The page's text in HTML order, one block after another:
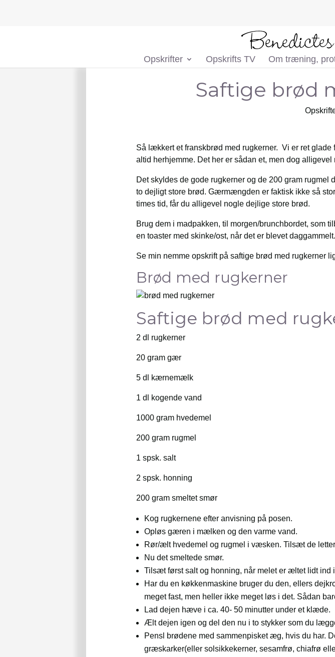
Opskrifter Opskrifts TV Om træning,
Saftige brød
Så lækkert et franskbrød med rugkerner. Vi er ret
altid herhjemme. Det her er sådan et, men dog
Det skyldes de gode rugkerner og de 200 gram rugmel
to dejligt store brød. Gærmængden er faktisk ikke så
times tid, får du alligevel nogle dejlige store brød.
Brug dem i madpakken, til morgen/brunchbordet, som
en toaster med skinke/ost, når det er blevet
Se min nemme opskrift på saftige brød med rugkerner
Brød med rugkerner
Saftige brød med
2 dl rugkerner
20 gram gær
5 dl kærnemælk
1 dl kogende vand
1000 gram hvedemel
200 gram rugmel
1 spsk. salt
2 spsk. honning
200 gram smeltet smør
Kog rugkernene efter anvisning på posen.
Opløs gæren i mælken og den varme vand.
Rør/ælt hvedemel og rugmel i væsken. Tilsæt de
Nu det smeltede smør.
Tilsæt først salt og honning, når melet er æltet lidt ind
Har du en køkkenmaskine bruger du den, ellers
meget fast, men heller ikke meget løs i det. Sådan
Lad dejen hæve i ca. 40- 50 minutter under et klæde.
Ælt dejen igen og del den nu i to stykker som du
Pensl brødene med sammenpisket æg, hvis du har.
græskarker(eller solsikkekerner, sesamfrø, chiafrø